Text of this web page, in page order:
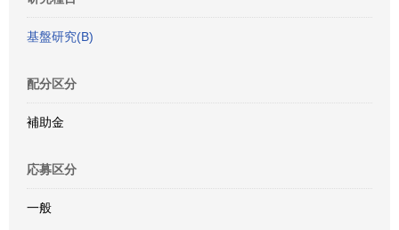
基盤研究(B)
配分区分
補助金
応募区分
一般